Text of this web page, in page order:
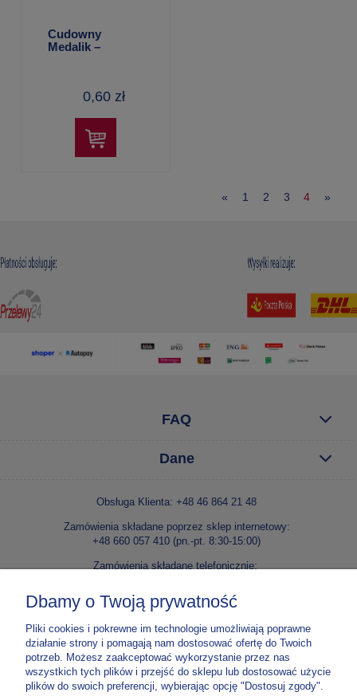
Cudowny
Medalik –
0,60 zł
« 1 2 3 4 »
FAQ
Dane
Obsługa Klienta: +48 46 864 21 48
Zamówienia składane poprzez sklep internetowy:
+48 660 057 410 (pn.-pt. 8:30-15:00)
Zamówienia składane telefonicznie:
E-mail:kontakt@niepokalanow.pl
Wydawnictwo Ojców Franciszkanów Niepokalanów
Paprotnia, ul. o. M. Kolbego 5, 96-515 Teresin
NIP: 837 000 03 67
Nr konta: 70 1020 1185 0000 4302 0307 5900
Dbamy o Twoją prywatność
Pliki cookies i pokrewne im technologie umożliwiają poprawne
działanie strony i pomagają nam dostosować ofertę do Twoich
potrzeb. Możesz zaakceptować wykorzystanie przez nas
wszystkich tych plików i przejść do sklepu lub dostosować użycie
plików do swoich preferencji, wybierając opcję "Dostosuj zgody".